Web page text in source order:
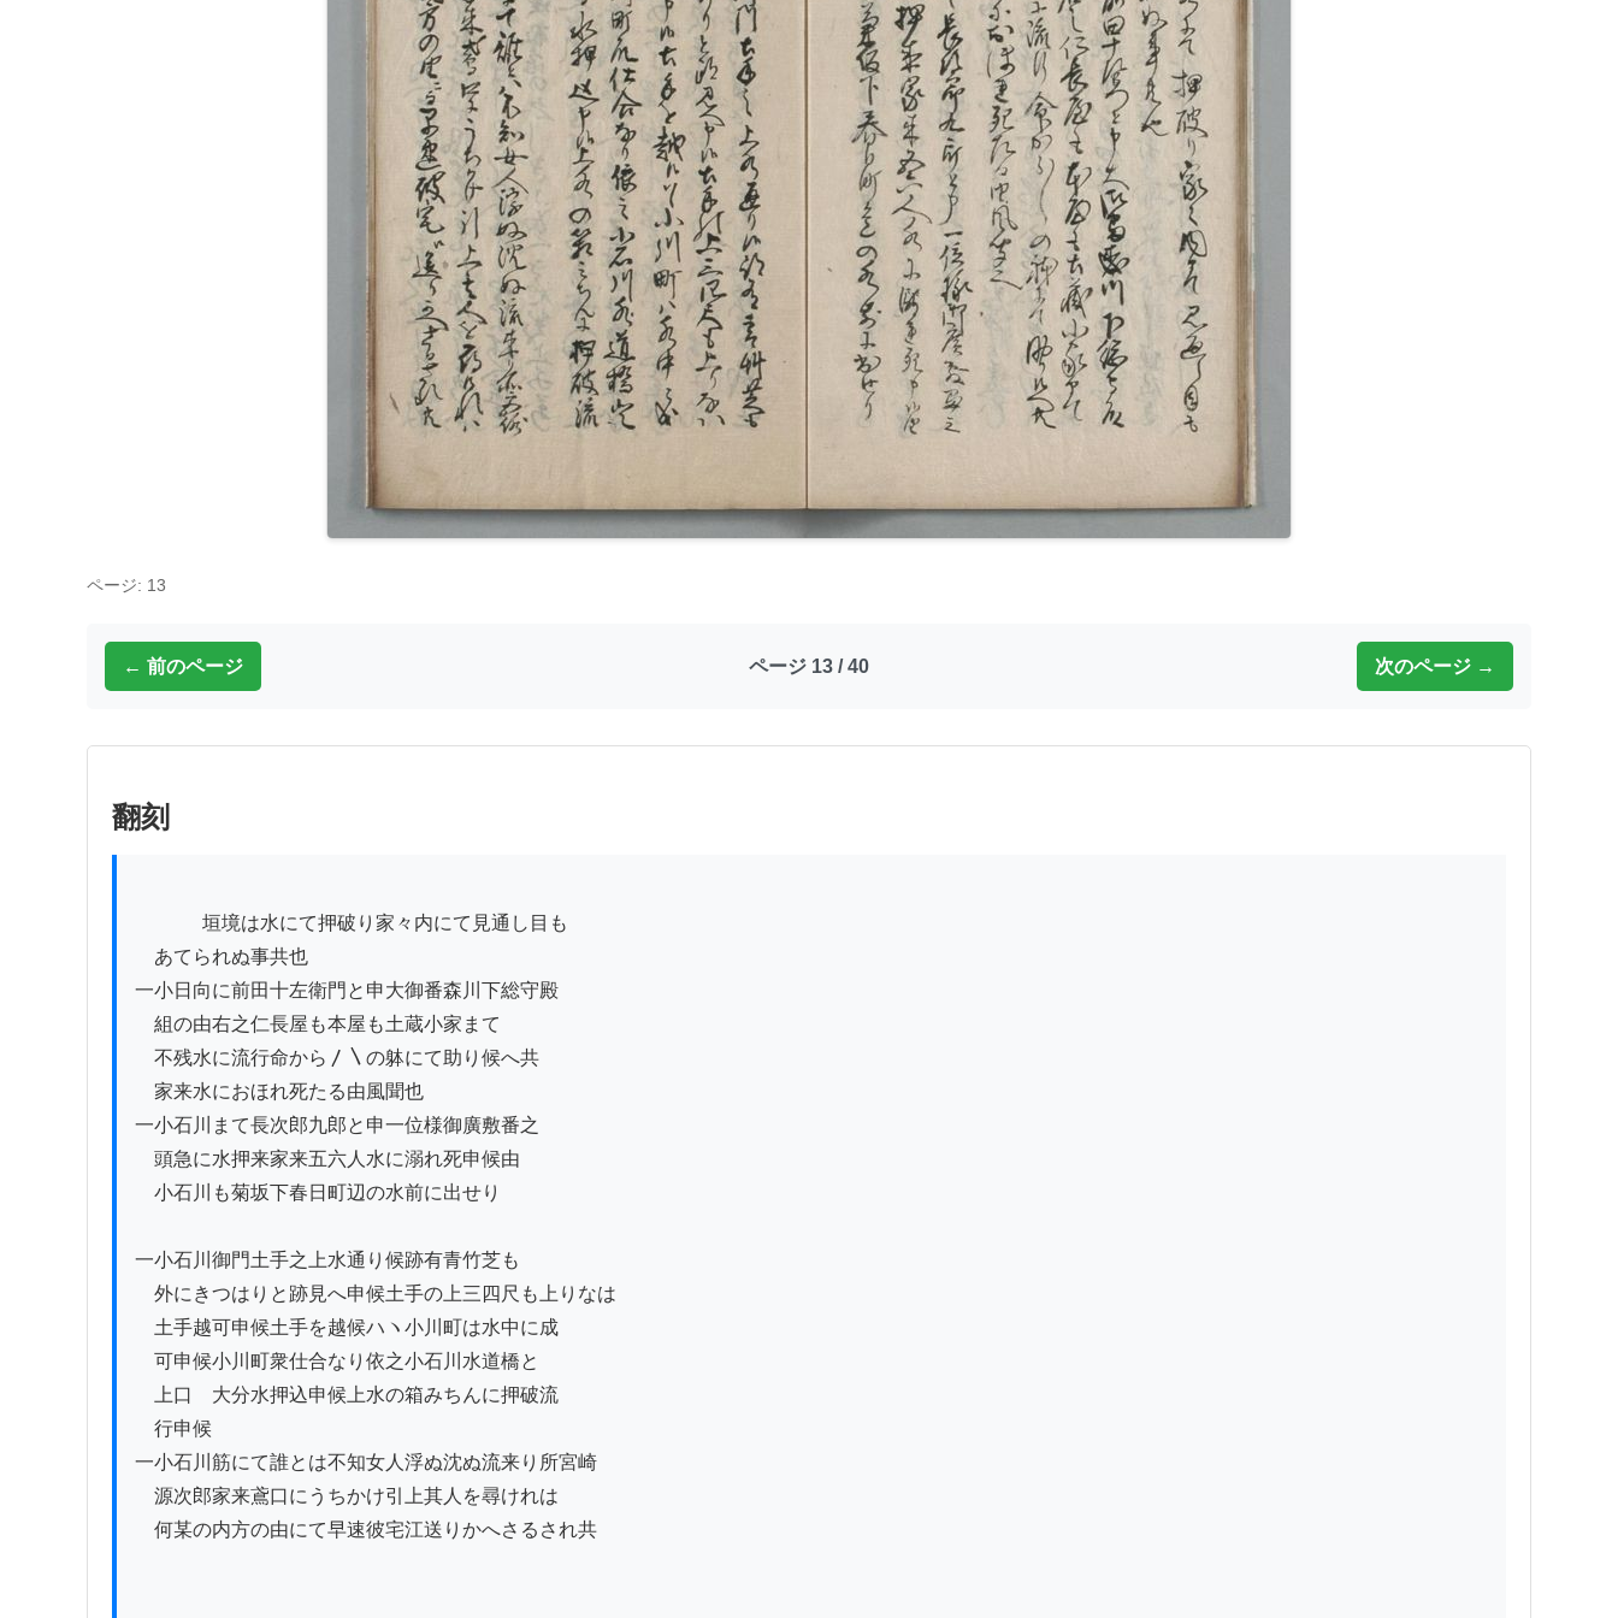
ページ: 13
← 前のページ ページ 13 / 40 次のページ →
翻刻
あてられぬ事共也
一小日向に前田十左衛門と申大御番森川下総守殿
組の由右之仁長屋も本屋も土蔵小家まて
不残水に流行命から〳〵の躰にて助り候へ共
家来水におほれ死たる由風聞也
一小石川まて長次郎九郎と申一位様御廣敷番之
頭急に水押来家来五六人水に溺れ死申候由
小石川も菊坂下春日町辺の水前に出せり
一小石川御門土手之上水通り候跡有青竹芝も
外にきつはりと跡見へ申候土手の上三四尺も上りなは
土手越可申候土手を越候ハヽ小川町は水中に成
可申候小川町衆仕合なり依之小石川水道橋と
上口ゟ大分水押込申候上水の箱みちんに押破流
行申候
一小石川筋にて誰とは不知女人浮ぬ沈ぬ流来り所宮崎
源次郎家来鳶口にうちかけ引上其人を尋けれは
何某の内方の由にて早速彼宅江送りかへさるされ共